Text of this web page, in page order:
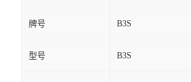
牌号 B3S
型号 B3S